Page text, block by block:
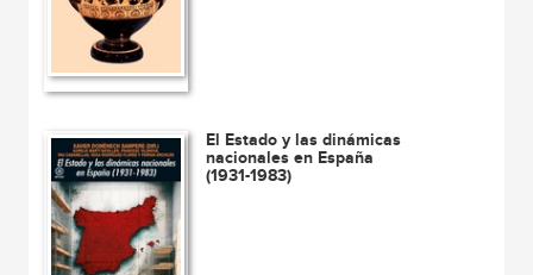
El Estado y las dinámicas
nacionales en España
(1931-1983)